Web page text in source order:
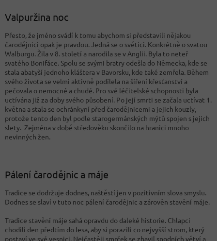
Valpuržina noc
Přesto, že jméno svádí k tomu abychom si představili nějakou
čarodějnici opak je pravdou. Jedná se o světici. Konkrétně o svatou
Walburgu. Žila v 8. století a narodila se v Anglii. Byla to neteř
svatého Bonifáce. Spolu se svými bratry odešla do Německa, kde se
stala abatyší jednoho kláštera v Bavorsku, kde také zemřela. Během
svého života se velmi aktivně podílela na šíření křesťanství a
pečovala o nemocné a chudé. Pro své léčitelské schopnosti byla
uctívána již za doby svého působení. Po její smrti se začala uctívat 1.
května a stala se ochránkyní před čarodějnicemi a jejich kouzly,
protože tento den byl podle starogermánských mýtů spojen s jejich
slety. Zejména v době středověku skončilo na hranici mnoho
nevinných žen.
Pálení čarodějnic a máje
Tradice se dodržuje dodnes, naštěstí jen v pozitivním slova smyslu.
Dodnes se slaví v tuto noc pálení čarodějnic a zárověn stavění máje.
Tradice stavění máje sahá opravdu do daleké historie. Chlapci
chodili den předtím do lesa, aby si porazili co nejvyšší strom, který
postaví ve své vesnici. Nejčastěji smrček se zbavil spodních větví a